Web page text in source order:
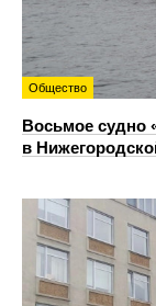
Общество
Восьмое судно
в